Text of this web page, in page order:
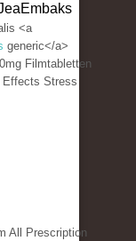
<a
generic</a>
Filmtabletten
Effects Stress
All Prescription